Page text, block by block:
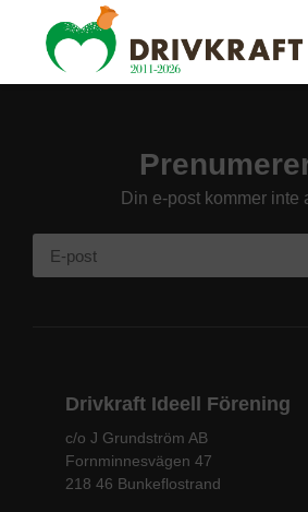
Din e-post kommer
Drivkraft Ideell Förening
c/o J Grundström AB
Fornminnesvägen 47
218 46 Bunkeflostrand